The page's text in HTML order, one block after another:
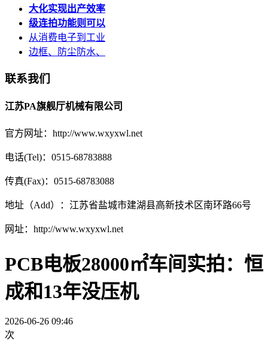
大化实现出产效率
级连拍功能则可以
从消费电子到工业
边框、防尘防水、
联系我们
江苏PA旗舰厅机械有限公司
官方网址：http://www.wxyxwl.net
电话(Tel)：0515-68783888
传真(Fax)：0515-68783088
地址（Add）：江苏省盐城市建湖县高新技术区南环路66号
网址：http://www.wxyxwl.net
PCB电板28000㎡车间实拍：恒
成和13年没压机
2026-06-26 09:46
次